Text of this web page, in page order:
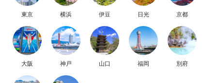
東京 横浜 伊豆 日光 京都
大阪 神戸 山口 福岡 別府